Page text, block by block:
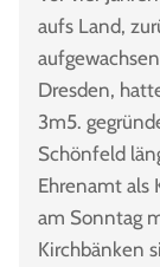
aufs Land,
Dresden,
3m5.
Schönfeld
Ehrenamt als
am Sonntag
Kirchbänken